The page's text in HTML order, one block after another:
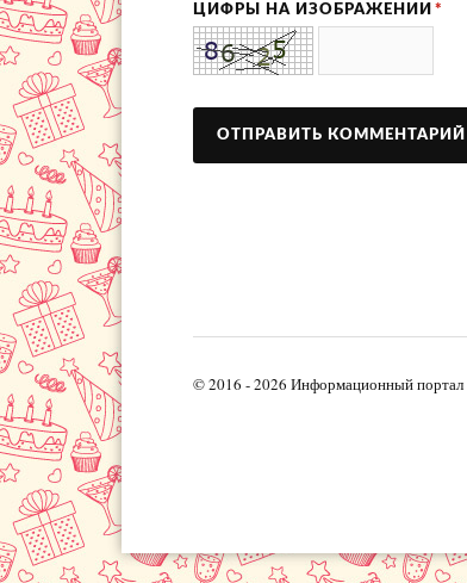
ЦИФРЫ НА ИЗОБРАЖЕНИИ *
© 2016 - 2026 Информационный портал